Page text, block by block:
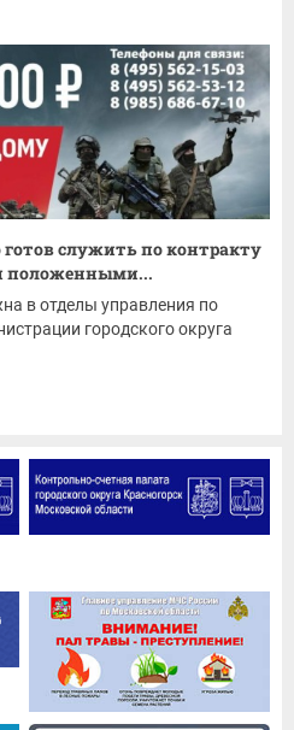
служить по контракту
положенными...
в отделы управления по
городского округа